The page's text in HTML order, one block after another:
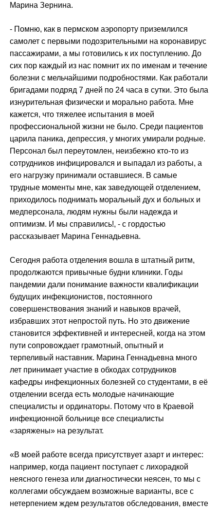
Марина Зернина.
- Помню, как в пермском аэропорту приземлился
самолет с первыми подозрительными на коронавирус
пассажирами, а мы готовились к их поступлению. До
сих пор каждый из нас помнит их по именам и течение
болезни с мельчайшими подробностями. Как работали
бригадами подряд 7 дней по 24 часа в сутки. Это была
изнурительная физически и морально работа. Мне
кажется, что тяжелее испытания в моей
профессиональной жизни не было. Среди пациентов
царила паника, депрессия, у многих умирали родные.
Персонал был переутомлен, неизбежно кто-то из
сотрудников инфицировался и выпадал из работы, а
его нагрузку принимали оставшиеся. В самые
трудные моменты мне, как заведующей отделением,
приходилось поднимать моральный дух и больных и
медперсонала, людям нужны были надежда и
оптимизм. И мы справились!, - с гордостью
рассказывает Марина Геннадьевна.
Сегодня работа отделения вошла в штатный ритм,
продолжаются привычные будни клиники. Годы
пандемии дали понимание важности квалификации
будущих инфекционистов, постоянного
совершенствования знаний и навыков врачей,
избравших этот непростой путь. Но это движение
становится эффективней и интересней, когда на этом
пути сопровождает грамотный, опытный и
терпеливый наставник. Марина Геннадьевна много
лет принимает участие в обходах сотрудников
кафедры инфекционных болезней со студентами, в её
отделении всегда есть молодые начинающие
специалисты и ординаторы. Потому что в Краевой
инфекционной больнице все специалисты
«заряжены» на результат.
«В моей работе всегда присутствует азарт и интерес:
например, когда пациент поступает с лихорадкой
неясного генеза или диагностически неясен, то мы с
коллегами обсуждаем возможные варианты, все с
нетерпением ждем результатов обследования, вместе